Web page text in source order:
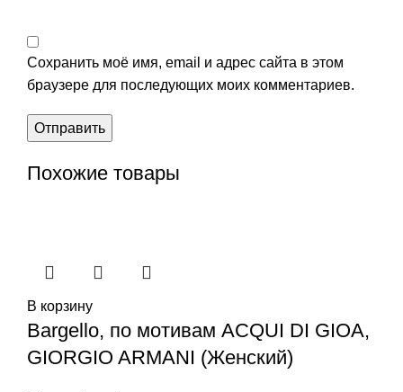
Сохранить моё имя, email и адрес сайта в этом
браузере для последующих моих комментариев.
Похожие товары
В корзину
Bargello, по мотивам ACQUI DI GIOA,
GIORGIO ARMANI (Женский)